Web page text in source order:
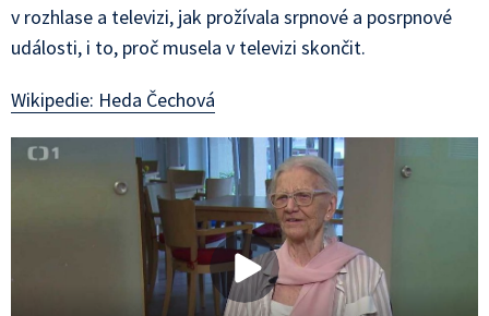
v rozhlase a televizi, jak prožívala srpnové a posrpnové
události, i to, proč musela v televizi skončit.
Wikipedie: Heda Čechová